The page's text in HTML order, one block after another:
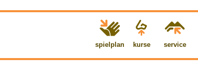
spielplan kurse service